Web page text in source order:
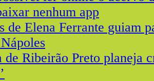
nenhum app
de Elena Ferrante guiam
de Ribeirão Preto planeja